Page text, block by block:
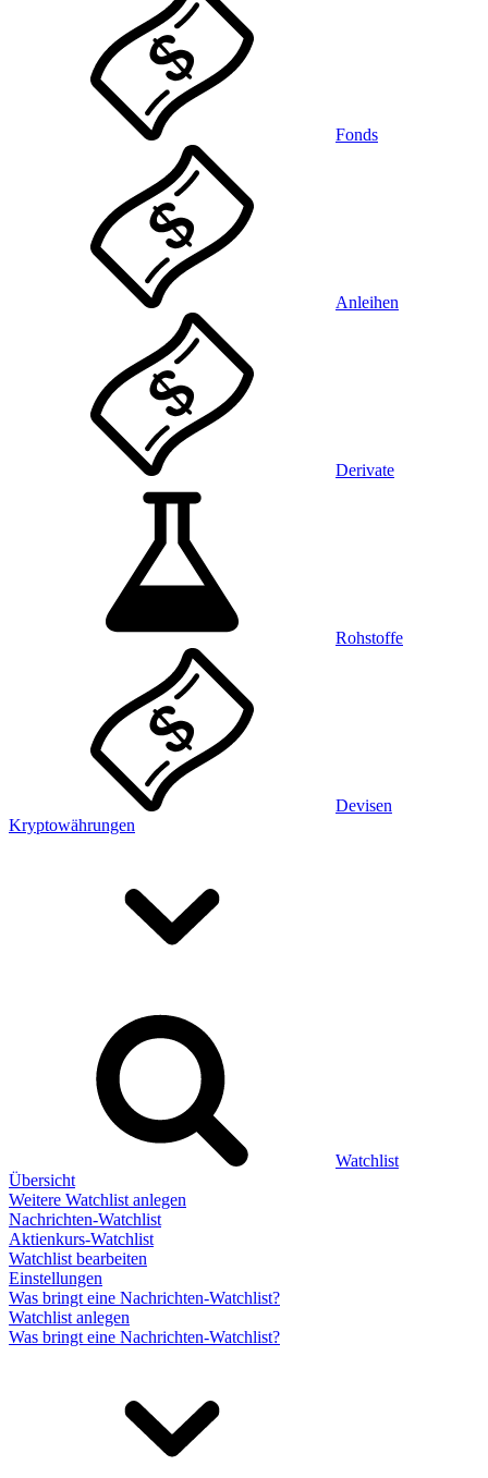
Fonds
Anleihen
Derivate
Rohstoffe
Devisen
Kryptowährungen
Watchlist
Übersicht
Weitere Watchlist anlegen
Nachrichten-Watchlist
Aktienkurs-Watchlist
Watchlist bearbeiten
Einstellungen
Was bringt eine Nachrichten-Watchlist?
Watchlist anlegen
Was bringt eine Nachrichten-Watchlist?